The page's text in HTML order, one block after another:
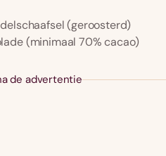
(geroosterd)
(minimaal 70% cacao)
de advertentie